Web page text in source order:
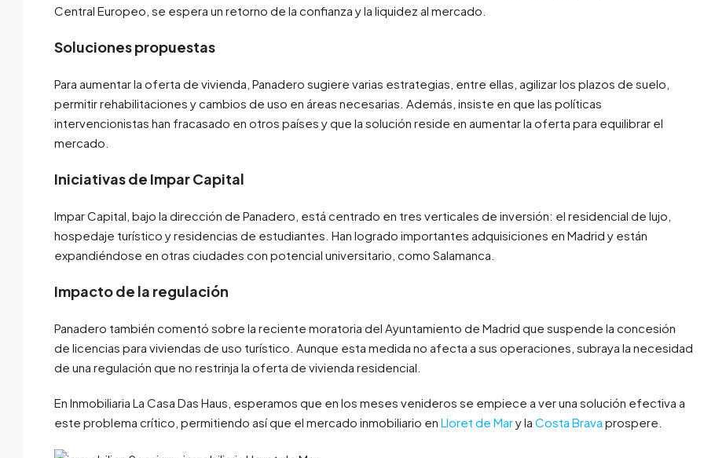
Central Europeo, se espera un retorno de la confianza y la liquidez al mercado.
Soluciones propuestas
Para aumentar la oferta de vivienda, Panadero sugiere varias estrategias, entre ellas, agilizar los plazos de suelo,
permitir rehabilitaciones y cambios de uso en áreas necesarias. Además, insiste en que las políticas
intervencionistas han fracasado en otros países y que la solución reside en aumentar la oferta para equilibrar el
mercado.
Iniciativas de Impar Capital
Impar Capital, bajo la dirección de Panadero, está centrado en tres verticales de inversión: el residencial de lujo,
hospedaje turístico y residencias de estudiantes. Han logrado importantes adquisiciones en Madrid y están
expandiéndose en otras ciudades con potencial universitario, como Salamanca.
Impacto de la regulación
Panadero también comentó sobre la reciente moratoria del Ayuntamiento de Madrid que suspende la concesión
de licencias para viviendas de uso turístico. Aunque esta medida no afecta a sus operaciones, subraya la necesidad
de una regulación que no restrinja la oferta de vivienda residencial.
En Inmobiliaria La Casa Das Haus, esperamos que en los meses venideros se empiece a ver una solución efectiva a
este problema crítico, permitiendo así que el mercado inmobiliario en Lloret de Mary la Costa Brava prospere.